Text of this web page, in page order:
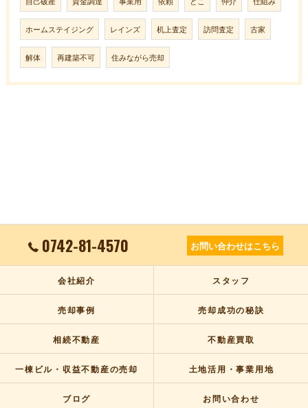
ホームステイジング レインズ 机上査定 訪問査定 古家
解体 再建築不可 住みながら売却
0742-81-4570 お問い合わせはこちら
会社紹介 スタッフ
売却事例 売却成功の秘訣
相続不動産 不動産買取
一棟ビル・収益不動産の売却 土地活用・事業用地
ブログ お問い合わせ